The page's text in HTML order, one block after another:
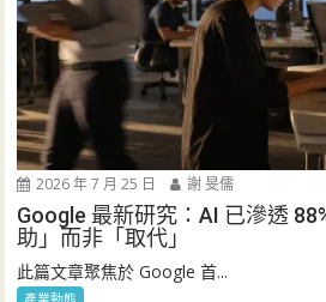
2026 年 7 月 25 日 謝 旻儒
Google 最新研究：AI 已滲透
助」而非「取代」
此篇文章聚焦於 Google 首...